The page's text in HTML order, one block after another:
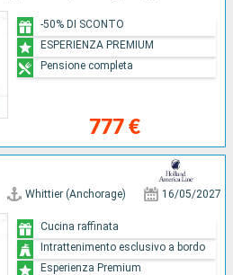
777 €
-50% DI SCONTO
ESPERIENZA PREMIUM
Pensione completa
Whittier (Anchorage) 16/05/2027
Cucina raffinata
Intrattenimento esclusivo a bordo
Esperienza Premium